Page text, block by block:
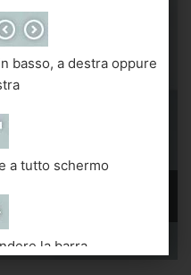
De Luca "Lachi Lea"
basso, a destra oppure
a tutto schermo
la barra